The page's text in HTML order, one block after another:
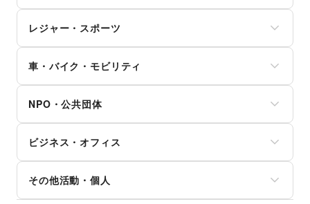
たばこ
修理・メンテナンス
就職・転職・求人
ヘアサロン・ネイルサロン
マッサージ・整体
女性用品・フェムテック
コンタクトレンズ
医療・医薬品
その他美容・健康
ガジェット
ゲーム
アニメ
コミック・マンガ
アイドル・芸能人
CD・DVD・本・雑誌
Webメディア・アプリ
テレビ・ドラマ
映画
音楽・ライブ
演劇
占い
写真・イラストレーション
立体作品・彫刻
その他アート・デザイン
レジャー・スポーツ
キャンプ・アウトドア
野球
サッカー
バスケットボール
ゴルフ
その他レジャー・スポーツ
車・バイク・モビリティ
バイク・オートバイ
自転車・ロードバイク
マイクロモビリティ
その他車・バイク・モビリティ
NPO・公共団体
外国団体・大使館
募金・寄付
NPO・ボランティア活動
その他NPO・公共団体
ビジネス・オフィス
オフィス家具・OA機器
イベント企画・運営
その他活動・個人